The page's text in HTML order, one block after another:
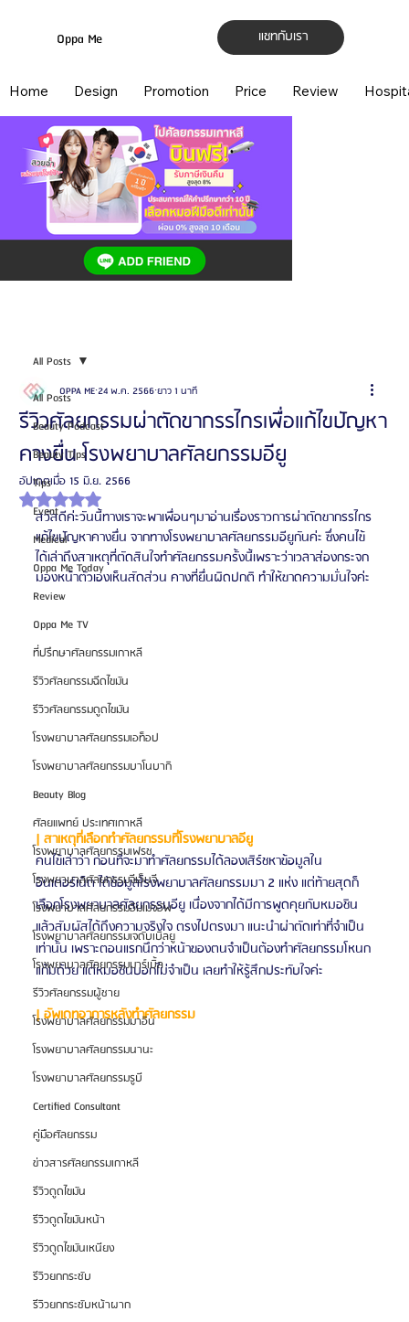
แชทกับเรา
Oppa Me
Home Design Promotion Price Review
All Posts
Beauty Podcast
Beauty Tips
Tips
Event
Medical
Oppa Me Today
Review
Oppa Me TV
ที่ปรึกษาศัลยกรรมเกาหลี
รีวิวศัลยกรรมฉีดไขมัน
รีวิวศัลยกรรมดูดไขมัน
โรงพยาบาลศัลยกรรมเอท็อป
โรงพยาบาลศัลยกรรมบาโนบากิ
Beauty Blog
ศัลยแพทย์ ประเทศเกาหลี
โรงพยาบาลศัลยกรรมเฟรช
โรงพยาบาลศัลยกรรมจีเอ็นจี
โรงพยาบาลศัลยกรรมอิมเมจอัพ
โรงพยาบาลศัลยกรรมเจดับเบิลยู
โรงพยาบาลศัลยกรรมมาร์เบิ้ล
รีวิวศัลยกรรมผู้ชาย
โรงพยาบาลศัลยกรรมมาอิน
โรงพยาบาลศัลยกรรมนานะ
โรงพยาบาลศัลยกรรมรูบี
Certified Consultant
คู่มือศัลยกรรม
ข่าวสารศัลยกรรมเกาหลี
รีวิวดูดไขมัน
รีวิวดูดไขมันหน้า
รีวิวดูดไขมันเหนียง
รีวิวยกกระชับ
รีวิวยกกระชับหน้าผาก
All Posts
รีวิวศัลยกรรมผ่าตัดขากรรไกรเพื่อแก้ไขปัญหา
คางยื่น โรงพยาบาลศัลยกรรมอียู
OPPA ME24 พ.ค. 2566ยาว 1 นาที
อัปเดตเมื่อ 15 มิ.ย. 2566
ได้รับ NaN เต็ม 5 ดาว
สวัสดีค่ะวันนี้ทางเราจะพาเพื่อนๆมาอ่านเรื่องราวการผ่าตัดขากรรไกร
แก้ไขปัญหาคางยื่น จากทางโรงพยาบาลศัลยกรรมอียูกันค่ะ ซึ่งคนไข้
ได้เล่าถึงสาเหตุที่ตัดสินใจทำศัลยกรรมครั้งนี้เพราะว่าเวลาส่องกระจก
มองหน้าตัวเองเห็นสัดส่วน คางที่ยื่นผิดปกติ ทำให้ขาดความมั่นใจค่ะ
| สาเหตุที่เลือกทำศัลยกรรมที่โรงพยาบาลอียู
คนไข้เล่าว่า ก่อนที่จะมาทำศัลยกรรมได้ลองเสิร์ชหาข้อมูลใน
อินเตอร์เน็ต ได้ข้อมูลโรงพยาบาลศัลยกรรมมา 2 แห่ง แต่ท้ายสุดก็
เลือกโรงพยาบาลศัลยกรรมอียู เนื่องจากได้มีการพูดคุยกับหมอชิน
แล้วสัมผัสได้ถึงความจริงใจ ตรงไปตรงมา แนะนำผ่าตัดเท่าที่จำเป็น
เท่านั้น เพราะตอนแรกนึกว่าหน้าของตนจำเป็นต้องทำศัลยกรรมโหนก
แก้มด้วย แต่หมอชินบอกไม่จำเป็น เลยทำให้รู้สึกประทับใจค่ะ
| อัพเดทอาการหลังทำศัลยกรรม